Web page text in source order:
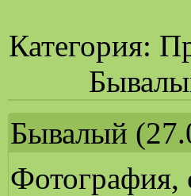
Категория:
Бывалый
Фотография,